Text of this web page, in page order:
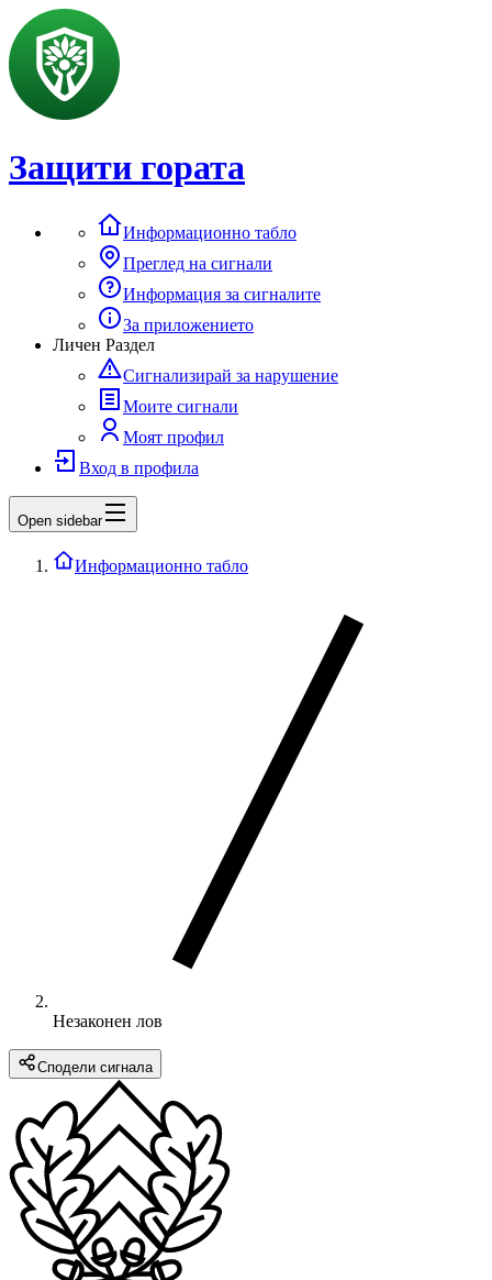
Защити гората
Информационно табло
Преглед на сигнали
Информация за сигналите
За приложението
Личен Раздел
Сигнализирай за нарушение
Моите сигнали
Моят профил
Вход в профила
Open sidebar
Информационно табло
Незаконен лов
Сподели сигнала